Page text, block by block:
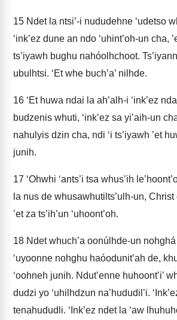
15 Ndet la ntsi’-i nududehne ‘udetso
‘ink’ez dune an ndo ‘uhint’oh-un cha,
ts’iyawh bughu nahóolhchoot.
ubulhtsi. ‘Et whe buch’a’ nilhde.
16 ‘Et huwa ndai la ah’alh-i ‘ink’ez
budzenis whuti, ‘ink’ez sa yi’aih-un
nahulyis dzin cha, ndi ‘i ts’iyawh ’et
junih.
17 ‘Ohwhi ‘ants’i tsa whus’ih
la nus de whusawhutilts’ulh-un, Christ
’et za ts’ih’un ‘uhoont’oh.
18 Ndet whuch’a oonúlhde-un
‘uyoonne nohghu haóodunit’ah de,
‘oohneh junih. Ndut’enne huhoont’i’
dudzi yo ‘uhilhdzun na’hududil’i.
tenahududli. ‘Ink’ez ndet la ‘aw